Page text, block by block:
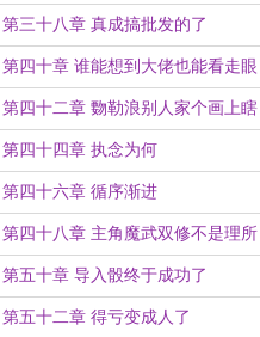
第三十八章 真成搞批发的了
第四十章 谁能想到大佬也能看走眼
啊？
第四十二章 覅勒浪别人家个画上瞎
敲图章啊！
第四十四章 执念为何
第四十六章 循序渐进
第四十八章 主角魔武双修不是理所
应当吗？
第五十章 导入骰终于成功了
第五十二章 得亏变成人了